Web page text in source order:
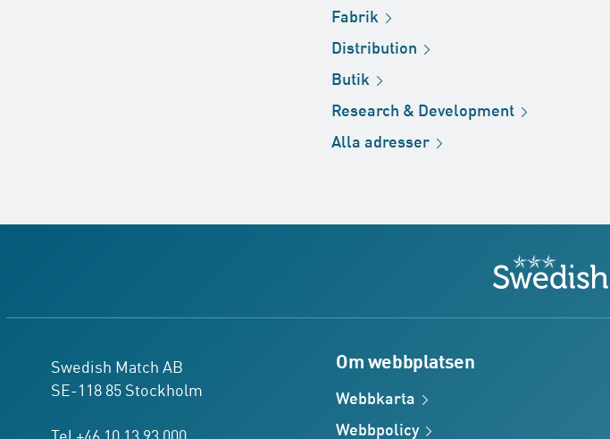
Fabrik
Distribution
Butik
Research & Development
Allaadresser
Swedish Match AB
SE-118 85 Stockholm
Om webbplatsen
Webbkarta
Webbpolicy